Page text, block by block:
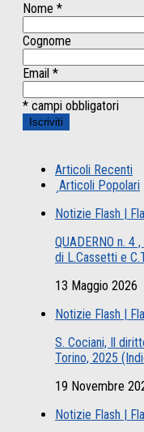
Nome *
Cognome
Email *
* campi obbligatori
Articoli Recenti
Articoli Popolari
Notizie Flash |
QUADERNO n.
di L.Cassetti e
13 Maggio 2026
Notizie Flash |
S. Cociani, Il
Torino, 2025
19 Novembre
Notizie Flash |